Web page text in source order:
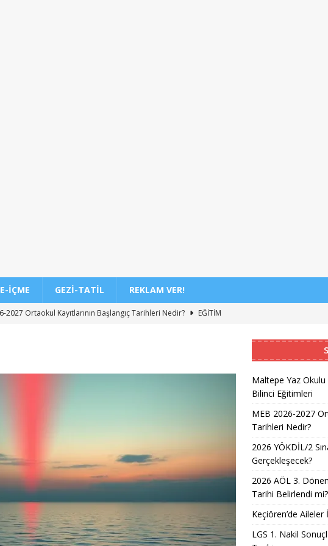
İÇME GEZI-TATIL REKLAM VER!
2027 Ortaokul Kayıtlarının Başlangıç Tarihleri Nedir?
EĞITIM
Üniversite Kayıt Tarihleri ve Detayları
EĞITIM
Uyum Haftası Ne Zaman Başlıyor? Öğrencilere Rehberlik
Doktoru ve Mühendislik Birliği: Yeni Nesil Sağlık Uzmanları
Maltepe Yaz
Bilinci Eğitimleri
MEB 2026-2027
Tarihleri Nedir?
2026 YÖKDİL/2
Gerçekleşecek?
2026 AÖL 3.
Tarihi Belirlendi mi?
Keçiören’de
LGS 1. Nakil